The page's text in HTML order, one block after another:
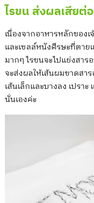
ไรขน ส่งผลเสียต่
เนื่องจากอาหารหลักของ
และเซลล์หนังศีรษะที่ตาย
มากๆ ไรขนจะไปแย่งสาร
จะส่งผลให้เส้นผมขาดสา
เส้นเล็กและบางลง เปรา
นั่นเองค่ะ